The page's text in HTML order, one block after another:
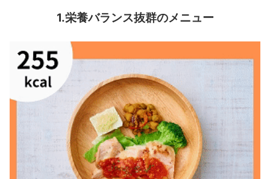
1.栄養バランス抜群のメニュー